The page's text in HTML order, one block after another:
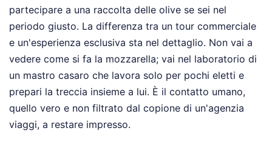
partecipare a una raccolta delle olive se sei nel
periodo giusto. La differenza tra un tour commerciale
e un'esperienza esclusiva sta nel dettaglio. Non vai a
vedere come si fa la mozzarella; vai nel laboratorio di
un mastro casaro che lavora solo per pochi eletti e
prepari la treccia insieme a lui. È il contatto umano,
quello vero e non filtrato dal copione di un'agenzia
viaggi, a restare impresso.